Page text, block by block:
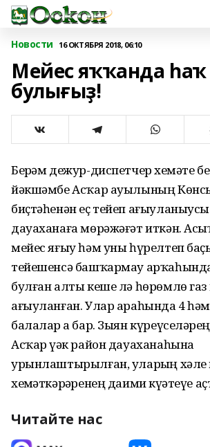
Новости 16 ОКТЯБРЯ 2018, 06:10
Мейес яҡҡанда һаҡ
булығыҙ!
Берҙәм дежур-диспетчер хеҙмәте
йәкшәмбе Асҡар ауылының
биҫтәһенән еҫ тейеп
дауаханаға мөрәжәғәт иткән.
мейес яғыу һәм уны һүрелтеп
тейешенсә башҡармау
булған алты кеше лә һөрөмлө
ағыуланған. Улар араһында 4
балалар ҙа бар. Зыян
Асҡар үҙәк район дауаханаһына
урынлаштырылған, уларҙың
хеҙмәткәрҙәренең даими күҙәтеүе
Читайте нас